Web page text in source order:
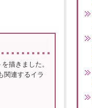
描きました。
関連するイラ